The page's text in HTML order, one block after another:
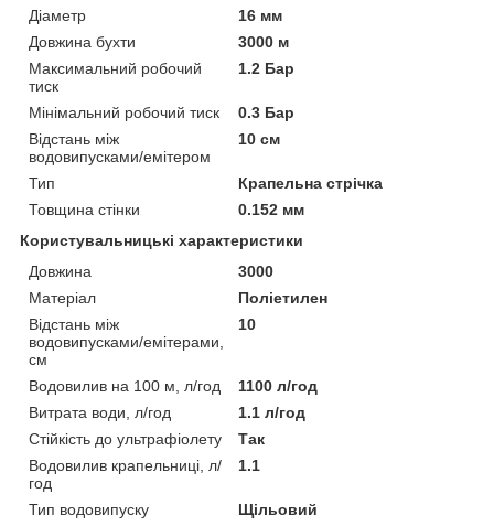
Діаметр
16 мм
Довжина бухти
3000 м
Максимальний робочий
тиск
1.2 Бар
Мінімальний робочий тиск
0.3 Бар
Відстань між
водовипусками/емітером
10 см
Тип
Крапельна стрічка
Товщина стінки
0.152 мм
Користувальницькі характеристики
Довжина
3000
Матеріал
Поліетилен
Відстань між
водовипусками/емітерами,
см
10
Водовилив на 100 м, л/год
1100 л/год
Витрата води, л/год
1.1 л/год
Стійкість до ультрафіолету
Так
Водовилив крапельниці, л/
год
1.1
Тип водовипуску
Щільовий